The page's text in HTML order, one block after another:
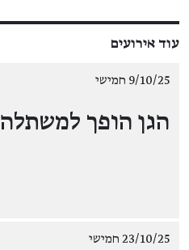
עוד אירועים
9/10/25 חמישי
הגן הופך למשתלה
23/10/25 חמישי